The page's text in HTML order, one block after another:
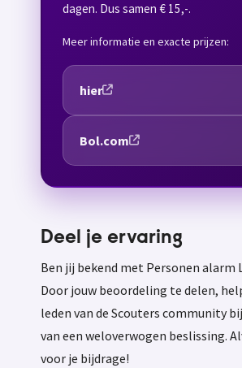
dagen. Dus samen € 15,-.
Meer informatie en exacte prijzen:
hier
Bol.com
Deel je ervaring
Ben jij bekend met Personen alarm
Door jouw beoordeling te delen,
leden van de Scouters community
van een weloverwogen beslissing.
voor je bijdrage!